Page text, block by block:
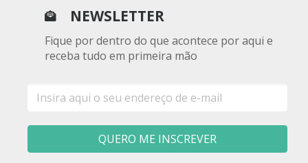
NEWSLETTER
Fique por dentro do que acontece por aqui e
receba tudo em primeira mão
mail
QUERO ME INSCREVER